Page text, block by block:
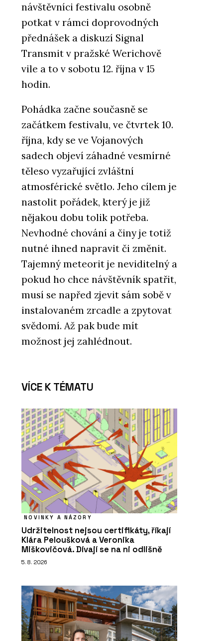
návštěvníci festivalu osobně
potkat v rámci doprovodných
přednášek a diskuzí Signal
Transmit v pražské Werichově
vile a to v sobotu 12. října v 15
hodin.
Pohádka začne současně se
začátkem festivalu, ve čtvrtek 10.
října, kdy se ve Vojanových
sadech objeví záhadné vesmírné
těleso vyzařující zvláštní
atmosférické světlo. Jeho cílem je
nastolit pořádek, který je již
nějakou dobu tolik potřeba.
Nevhodné chování a činy je totiž
nutné ihned napravit či změnit.
Tajemný meteorit je neviditelný a
pokud ho chce návštěvník spatřit,
musí se napřed zjevit sám sobě v
instalovaném zrcadle a zpytovat
svědomí. Až pak bude mít
možnost jej zahlédnout.
VÍCE K TÉMATU
NOVINKY A NÁZORY
Udržitelnost nejsou certifikáty, říkají
Klára Peloušková a Veronika
Miškovičová. Dívají se na ni odlišně
5. 8. 2026